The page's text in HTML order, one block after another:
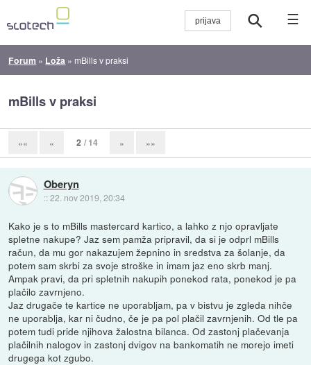
☰
Forum » Loža » mBills v praksi
mBills v praksi
«« « 2 / 14 » »»
Oberyn
::22. nov 2019, 20:34
Kako je s to mBills mastercard kartico, a lahko z njo opravljate
spletne nakupe? Jaz sem pamža pripravil, da si je odprl mBills
račun, da mu gor nakazujem žepnino in sredstva za šolanje, da
potem sam skrbi za svoje stroške in imam jaz eno skrb manj.
Ampak pravi, da pri spletnih nakupih ponekod rata, ponekod je pa
plačilo zavrnjeno.
Jaz drugače te kartice ne uporabljam, pa v bistvu je zgleda nihče
ne uporablja, kar ni čudno, če je pa pol plačil zavrnjenih. Od tle pa
potem tudi pride njihova žalostna bilanca. Od zastonj plačevanja
plačilnih nalogov in zastonj dvigov na bankomatih ne morejo imeti
drugega kot zgubo.